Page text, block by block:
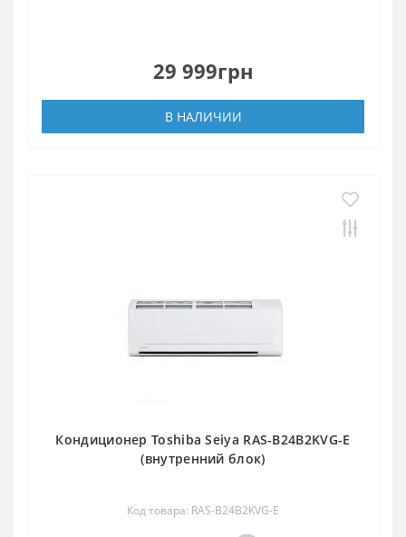
29 999грн
В НАЛИЧИИ
Кондиционер Toshiba Seiya RAS-B24B2KVG-E
(внутренний блок)
Код товара: RAS-B24B2KVG-E